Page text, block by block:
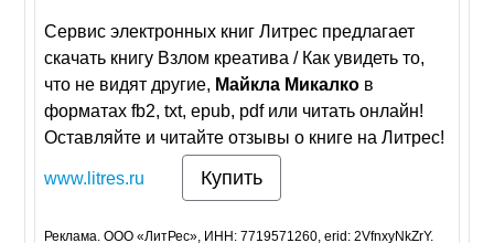
Сервис электронных книг Литрес предлагает
скачать книгу Взлом креатива / Как увидеть то,
что не видят другие, Майкла Микалко в
форматах fb2, txt, epub, pdf или читать онлайн!
Оставляйте и читайте отзывы о книге на Литрес!
www.litres.ru Купить
Реклама. ООО «ЛитРес», ИНН: 7719571260, erid: 2VfnxyNkZrY.